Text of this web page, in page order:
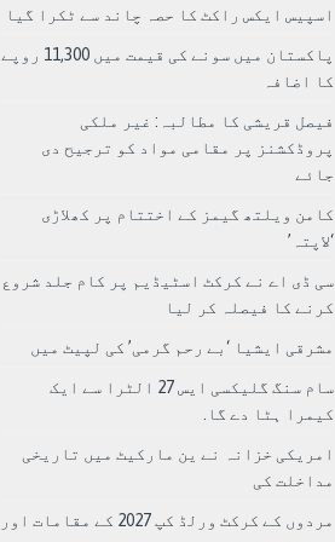
اسپیس ایکس راکٹ کا حصہ چاند سے ٹکرا گیا
پاکستان میں سونے کی قیمت میں 11,300 روپے
کا اضافہ
فیصل قریشی کا مطالبہ: غیر ملکی
پروڈکشنز پر مقامی مواد کو ترجیح دی
جائے
کامن ویلتھ گیمز کے اختتام پر کھلاڑی
‘لاپتہ’
سی ڈی اے نے کرکٹ اسٹیڈیم پر کام جلد شروع
کرنے کا فیصلہ کر لیا
مشرقی ایشیا ‘بے رحم گرمی’ کی لپیٹ میں
سام سنگ گلیکسی ایس 27 الٹرا سے ایک
کیمرا ہٹا دے گا.
امریکی خزانہ نے ین مارکیٹ میں تاریخی
مداخلت کی
مردوں کے کرکٹ ورلڈ کپ 2027 کے مقامات اور